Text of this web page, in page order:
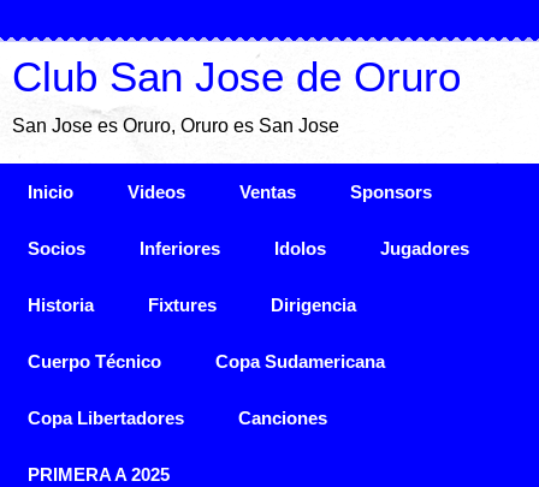
Club San Jose de Oruro
San Jose es Oruro, Oruro es San Jose
Inicio Videos Ventas Sponsors
Socios Inferiores Idolos Jugadores
Historia Fixtures Dirigencia
Cuerpo Técnico Copa Sudamericana
Copa Libertadores Canciones
PRIMERA A 2025